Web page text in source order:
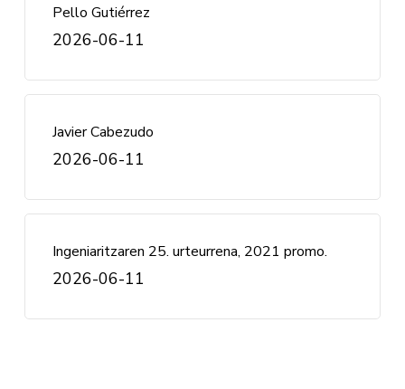
Pello Gutiérrez
2026-06-11
Javier Cabezudo
2026-06-11
Ingeniaritzaren 25. urteurrena, 2021 promo.
2026-06-11